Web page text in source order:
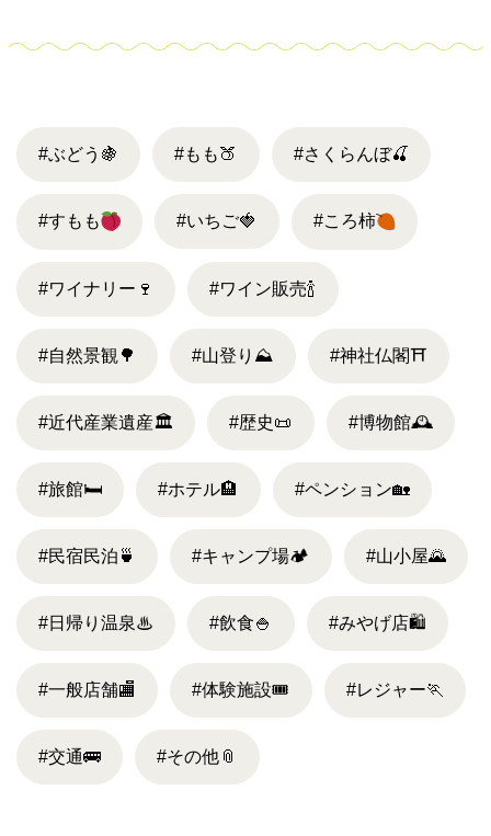
#ぶどう 🍇 #もも🍑 #さくらんぼ🍒
#すもも #いちご🍓 #ころ柿
#ワイナリー 🍷 #ワイン販売🍾
#自然景観🌳 #山登り ⛰ #神社仏閣⛩
#近代産業遺産🏛 #歴史📜 #博物館🕰
#旅館🛏 #ホテル🏨 #ペンション🏡
#民宿民泊 🍵 #キャンプ場🏕 #山小屋🌄
#日帰り温泉♨ #飲食🍚 #みやげ店🛍
#一般店舗🏬 #体験施設🎟 #レジャー🏃
#交通🚌 #その他 📎